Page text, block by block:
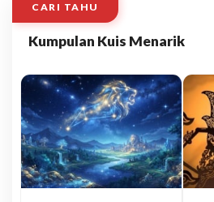
CARI TAHU
Kumpulan Kuis Menarik